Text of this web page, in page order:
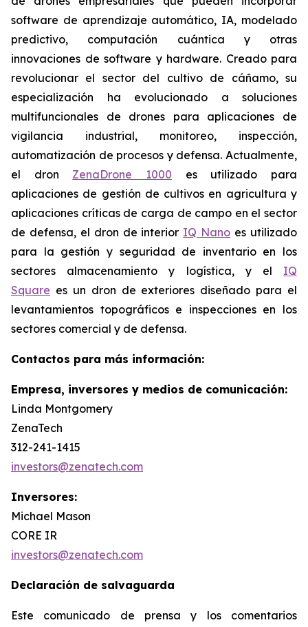
software de aprendizaje automático, IA, modelado
predictivo, computación cuántica y otras
innovaciones de software y hardware. Creado para
revolucionar el sector del cultivo de cáñamo, su
especialización ha evolucionado a soluciones
multifuncionales de drones para aplicaciones de
vigilancia industrial, monitoreo, inspección,
automatización de procesos y defensa. Actualmente,
el dron ZenaDrone 1000 es utilizado para
aplicaciones de gestión de cultivos en agricultura y
aplicaciones críticas de carga de campo en el sector
de defensa, el dron de interior IQ Nano es utilizado
para la gestión y seguridad de inventario en los
sectores almacenamiento y logística, y el IQ
Square es un dron de exteriores diseñado para el
levantamientos topográficos e inspecciones en los
sectores comercial y de defensa.
Contactos para más información:
Empresa, inversores y medios de comunicación:
Linda Montgomery
ZenaTech
312-241-1415
investors@zenatech.com
Inversores:
Michael Mason
CORE IR
investors@zenatech.com
Declaración de salvaguarda
Este comunicado de prensa y los comentarios